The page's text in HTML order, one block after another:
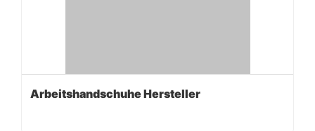
Arbeitshandschuhe Hersteller